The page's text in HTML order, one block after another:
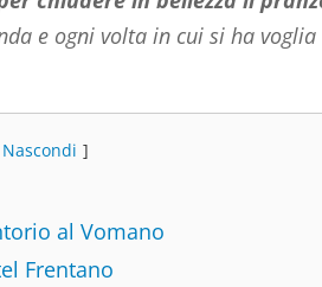
e ogni volta in cui si ha
Nascondi
al Vomano
Frentano